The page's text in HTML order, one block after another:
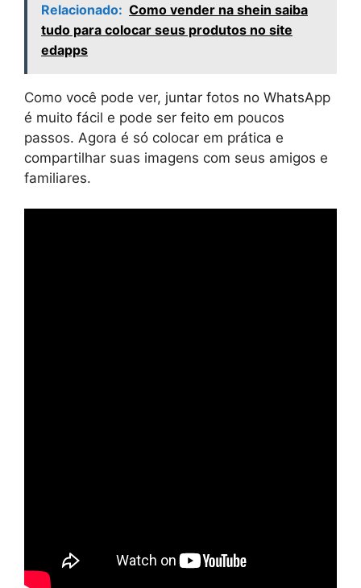
Relacionado: Como vender na shein saiba
tudo para colocar seus produtos no site
edapps
Como você pode ver, juntar fotos no WhatsApp
é muito fácil e pode ser feito em poucos
passos. Agora é só colocar em prática e
compartilhar suas imagens com seus amigos e
familiares.